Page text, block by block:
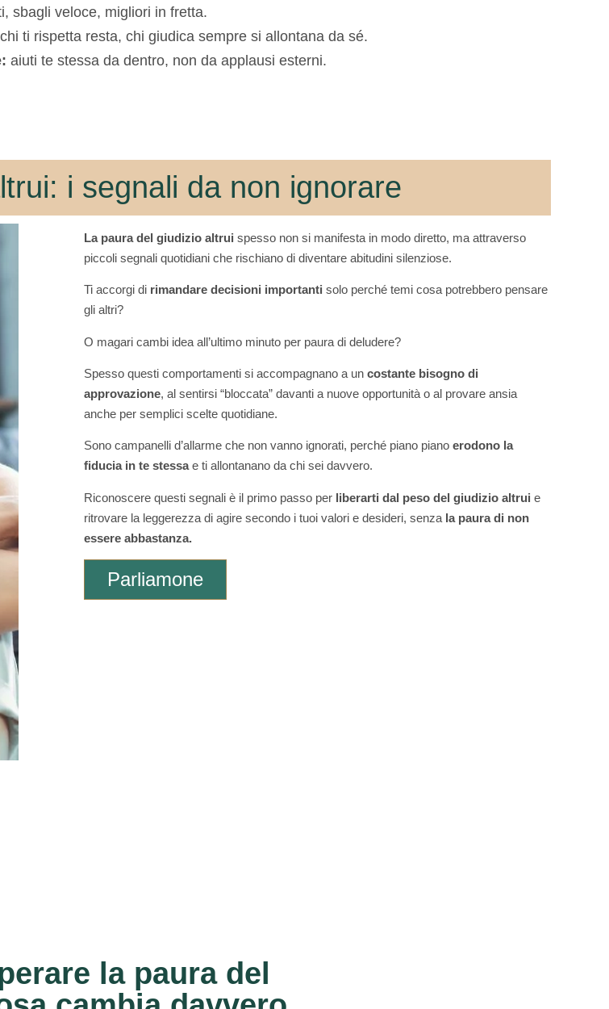
sbagli veloce, migliori in fretta.
ti rispetta resta, chi giudica sempre si allontana da sé.
aiuti te stessa da dentro, non da applausi esterni.
i segnali da non ignorare
La paura del giudizio altrui spesso non si manifesta in modo diretto, ma attraverso
piccoli segnali quotidiani che rischiano di diventare abitudini silenziose.
Ti accorgi di rimandare decisioni importanti solo perché temi cosa potrebbero pensare
gli altri?
O magari cambi idea all’ultimo minuto per paura di deludere?
Spesso questi comportamenti si accompagnano a uncostante bisogno di
approvazione, al sentirsi “bloccata” davanti a nuove opportunità o al provare ansia
anche per semplici scelte quotidiane.
Sono campanelli d’allarme che non vanno ignorati, perché piano pianoerodono la
fiducia in te stessae ti allontanano da chi sei davvero.
Riconoscere questi segnali è il primo passo per liberarti dal peso del giudizio altrui e
ritrovare la leggerezza di agire secondo i tuoi valori e desideri, senza la paura di non
essere abbastanza.
Parliamone
la paura del